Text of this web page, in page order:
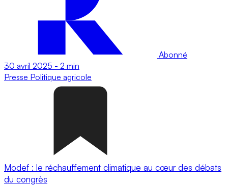
Abonné
30 avril 2025 - 2 min
Presse Politique agricole
Modef : le réchauffement climatique au cœur des débats
du congrès